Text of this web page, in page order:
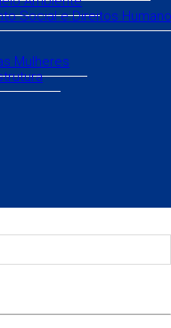
Social e Direitos
Mulheres